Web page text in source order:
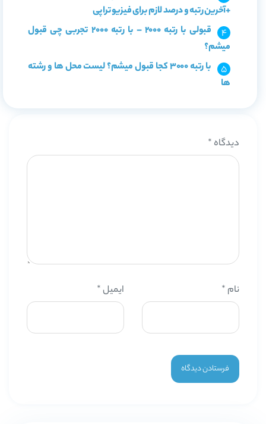
+آخرین رتبه و درصد لازم برای فیزیوتراپی
قبولی با رتبه 2000 – با رتبه 2000 تجربی چی قبول
میشم؟
با رتبه 3000 کجا قبول میشم؟ لیست محل ها و رشته
ها
دیدگاه *
نام * ایمیل*